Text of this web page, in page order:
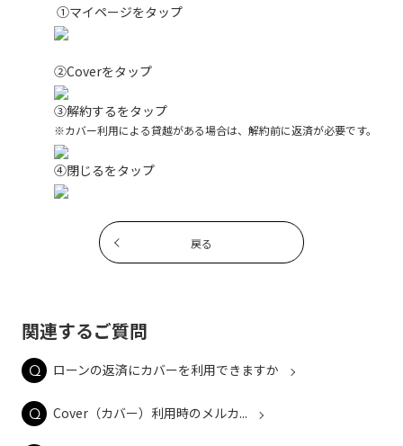
①マイページをタップ
②Coverをタップ
③解約するをタップ
※カバー利用による貸越がある場合は、解約前に返済が必要です。
④閉じるをタップ
戻る
関連するご質問
ローンの返済にカバーを利用できますか
Cover（カバー）利用時のメルカ...